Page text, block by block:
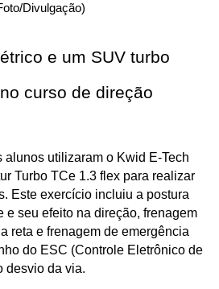
Divulgação)
e um SUV turbo
curso de direção
alunos utilizaram o Kwid E-Tech
Turbo TCe 1.3 flex para realizar
Este exercício incluiu a postura
e seu efeito na direção, frenagem
reta e frenagem de emergência
do ESC (Controle Eletrônico de
desvio da via.